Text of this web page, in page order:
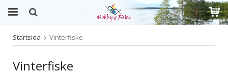
Produkten har blivit tillagd i varukorgen
Startsida Vinterfiske
Vinterfiske